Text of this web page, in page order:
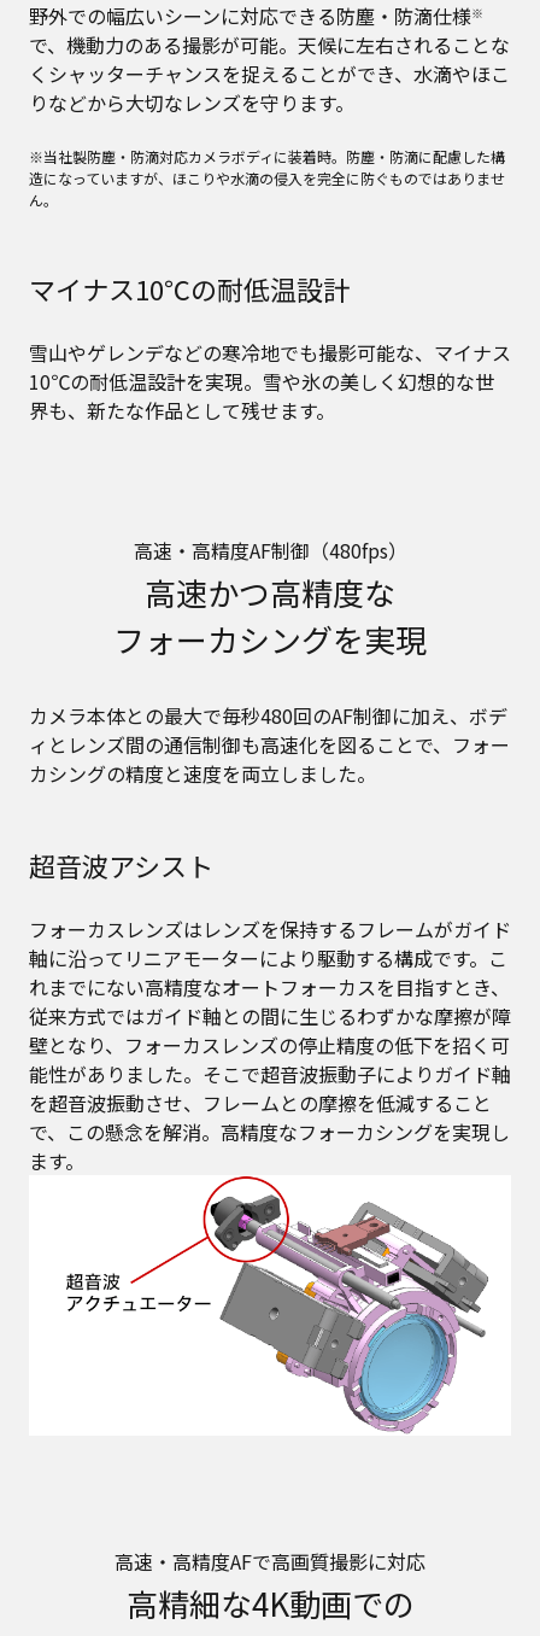
野外での幅広いシーンに対応できる防塵・防滴仕様※
で、機動力のある撮影が可能。天候に左右されることな
くシャッターチャンスを捉えることができ、水滴やほこ
りなどから大切なレンズを守ります。
※当社製防塵・防滴対応カメラボディに装着時。防塵・防滴に配慮した構
造になっていますが、ほこりや水滴の侵入を完全に防ぐものではありませ
ん。
マイナス10℃の耐低温設計
雪山やゲレンデなどの寒冷地でも撮影可能な、マイナス
10℃の耐低温設計を実現。雪や氷の美しく幻想的な世
界も、新たな作品として残せます。
高速・高精度AF制御（480fps）
高速かつ高精度な
フォーカシングを実現
カメラ本体との最大で毎秒480回のAF制御に加え、ボデ
ィとレンズ間の通信制御も高速化を図ることで、フォー
カシングの精度と速度を両立しました。
超音波アシスト
フォーカスレンズはレンズを保持するフレームがガイド
軸に沿ってリニアモーターにより駆動する構成です。こ
れまでにない高精度なオートフォーカスを目指すとき、
従来方式ではガイド軸との間に生じるわずかな摩擦が障
壁となり、フォーカスレンズの停止精度の低下を招く可
能性がありました。そこで超音波振動子によりガイド軸
を超音波振動させ、フレームとの摩擦を低減すること
で、この懸念を解消。高精度なフォーカシングを実現し
ます。
高速・高精度AFで高画質撮影に対応
高精細な4K動画での